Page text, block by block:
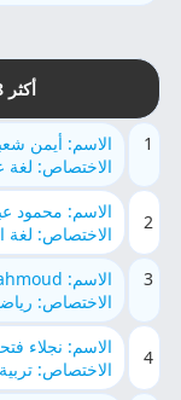
أكثر 8 مدرسين شعبية في السعودية
1
الاسم: أيمن
الاختصاص: لغة
2
الاسم: محمود
الاختصاص: لغة
3
الاسم: Ahmed Mahmoud
الاختصاص:
4
الاسم: نجلاء
الاختصاص: